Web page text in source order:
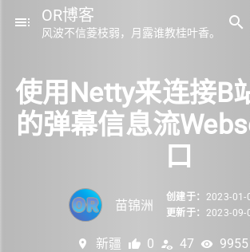
OR博客
风波不信菱枝弱，月露谁教桂叶香。
使用Netty来连接B
的弹幕信息流
口
苗锦洲
创建于： 2023-01-
更新于： 2023-09-
新疆 0 47 9955